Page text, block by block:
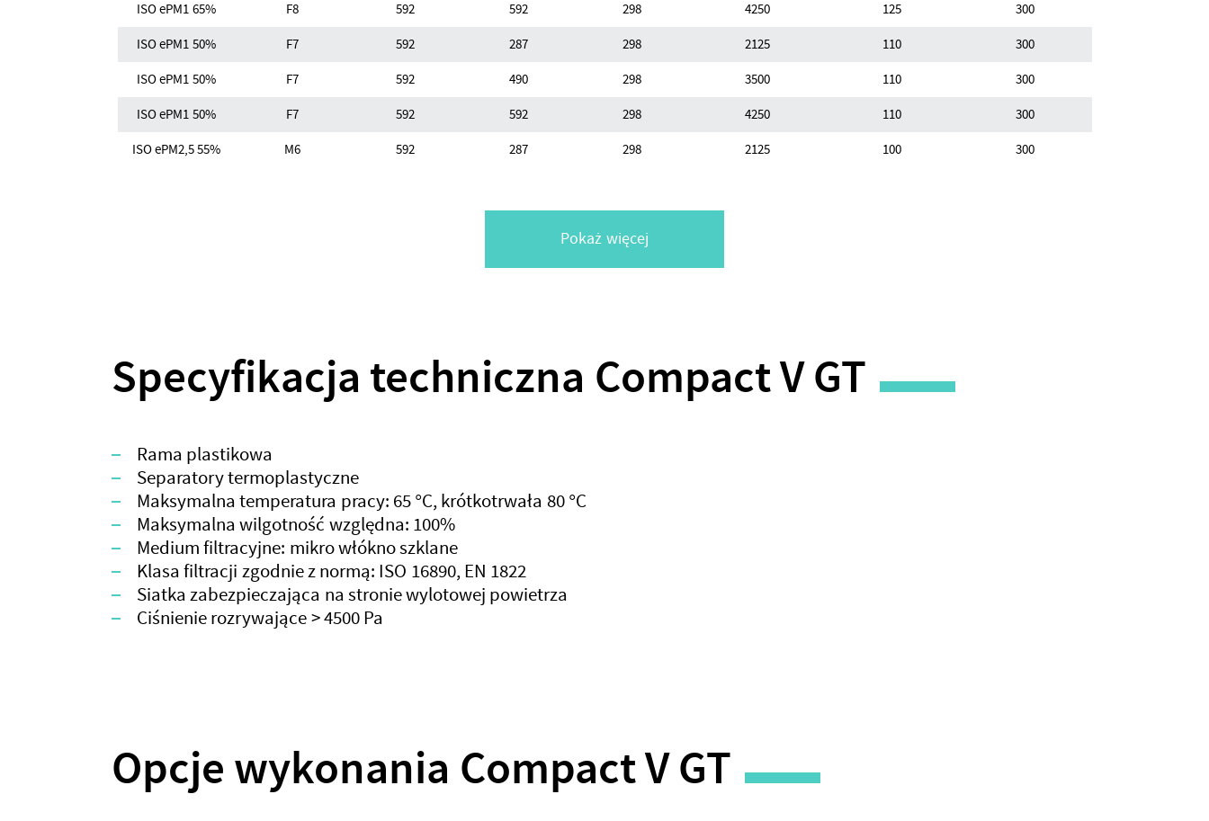
ISO ePM1 65%
F8 592 592 298 4250 125
300
ISO ePM1 50%
F7 592 287 298 2125 110
300
ISO ePM1 50%
F7 592 490 298 3500 110
300
ISO ePM1 50%
F7 592 592 298 4250 110
300
ISO ePM2,5 55%
M6 592 287 298 2125 100 300
Pokaż więcej
Specyfikacja techniczna Compact V GT
Rama plastikowa
Separatory termoplastyczne
Maksymalna temperatura pracy: 65 °C, krótkotrwała 80 °C
Maksymalna wilgotność względna: 100%
Medium filtracyjne: mikro włókno szklane
Klasa filtracji zgodnie z normą: ISO 16890, EN 1822
Siatka zabezpieczająca na stronie wylotowej powietrza
Ciśnienie rozrywające > 4500 Pa
Opcje wykonania Compact V GT